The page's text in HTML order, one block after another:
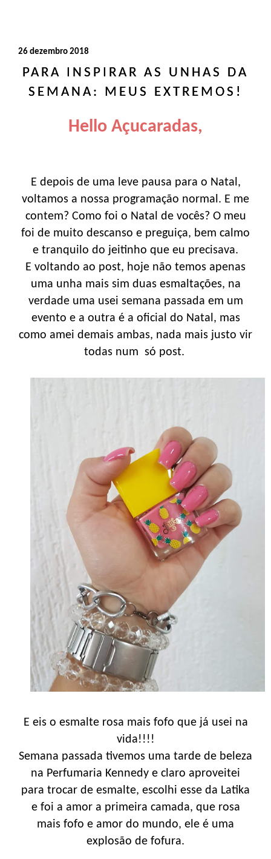
26 dezembro 2018
PARA INSPIRAR AS UNHAS DA
SEMANA: MEUS EXTREMOS!
Hello Açucaradas,
E depois de uma leve pausa para o Natal,
voltamos a nossa programação normal. E me
contem? Como foi o Natal de vocês? O meu
foi de muito descanso e preguiça, bem calmo
e tranquilo do jeitinho que eu precisava.
E voltando ao post, hoje não temos apenas
uma unha mais sim duas esmaltações, na
verdade uma usei semana passada em um
evento e a outra é a oficial do Natal, mas
como amei demais ambas, nada mais justo vir
todas num só post.
E eis o esmalte rosa mais fofo que já usei na
vida!!!!
Semana passada tivemos uma tarde de beleza
na Perfumaria Kennedy e claro aproveitei
para trocar de esmalte, escolhi esse da Latika
e foi a amor a primeira camada, que rosa
mais fofo e amor do mundo, ele é uma
explosão de fofura.